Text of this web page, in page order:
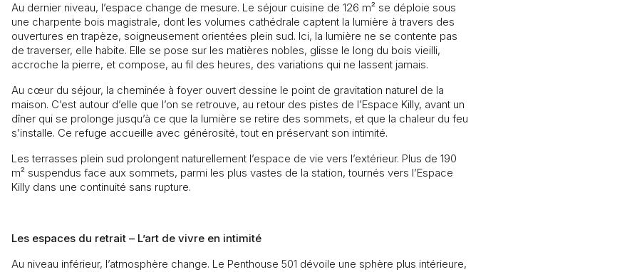
Au dernier niveau, l’espace change de mesure. Le séjour cuisine de 126 m² se déploie sous
une charpente bois magistrale, dont les volumes cathédrale captent la lumière à travers des
ouvertures en trapèze, soigneusement orientées plein sud. Ici, la lumière ne se contente pas
de traverser, elle habite. Elle se pose sur les matières nobles, glisse le long du bois vieilli,
accroche la pierre, et compose, au fil des heures, des variations qui ne lassent jamais.
Au cœur du séjour, la cheminée à foyer ouvert dessine le point de gravitation naturel de la
maison. C’est autour d’elle que l’on se retrouve, au retour des pistes de l’Espace Killy, avant un
dîner qui se prolonge jusqu’à ce que la lumière se retire des sommets, et que la chaleur du feu
s’installe. Ce refuge accueille avec générosité, tout en préservant son intimité.
Les terrasses plein sud prolongent naturellement l’espace de vie vers l’extérieur. Plus de 190
m² suspendus face aux sommets, parmi les plus vastes de la station, tournés vers l’Espace
Killy dans une continuité sans rupture.
Les espaces du retrait – L’art de vivre en intimité
Au niveau inférieur, l’atmosphère change. Le Penthouse 501 dévoile une sphère plus intérieure,